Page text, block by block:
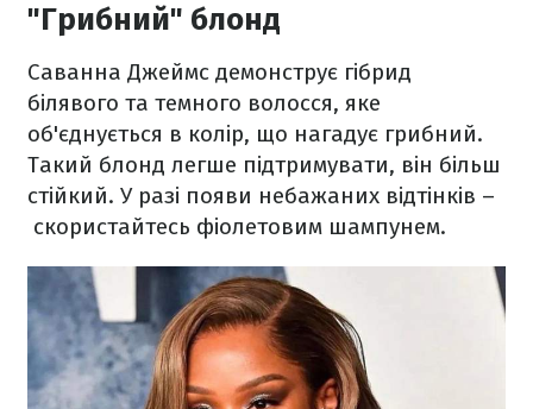
"Грибний" блонд
Саванна Джеймс демонструє гібрид
білявого та темного волосся, яке
об'єднується в колір, що нагадує грибний.
Такий блонд легше підтримувати, він більш
стійкий. У разі появи небажаних відтінків –
скористайтесь фіолетовим шампунем.